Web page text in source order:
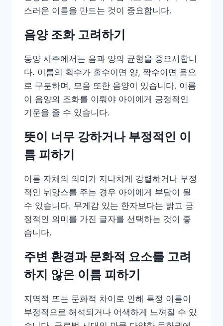
스러운 이름을 만드는 것이 중요합니다.
음양 조화 고려하기
동양 사주에서는 음과 양의 균형을 중요시합니
다. 이름의 획수가 홀수이면 양, 짝수이면 음으
로 구분하며, 모음 또한 음양이 있습니다. 이름
이 음양의 조화를 이뤄야 아이에게 긍정적인
기운을 줄 수 있습니다.
뜻이 너무 강하거나 부정적인 이
름 피하기
이름 자체의 의미가 지나치게 강렬하거나 부정
적인 뉘앙스를 주는 경우 아이에게 부담이 될
수 있습니다. 무게감 있는 한자보다는 밝고 긍
정적인 의미를 가진 글자를 선택하는 것이 좋
습니다.
주변 환경과 문화적 요소를 고려
하지 않은 이름 피하기
지역적 또는 문화적 차이로 인해 특정 이름이
부정적으로 해석되거나 어색하게 느껴질 수 있